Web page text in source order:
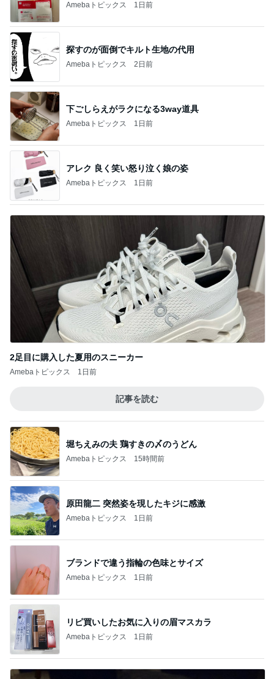
Amebaトピックス 1日前
探すのが面倒でキルト生地の代用
Amebaトピックス 2日前
下ごしらえがラクになる3way道具
Amebaトピックス 1日前
アレク 良く笑い怒り泣く娘の姿
Amebaトピックス 1日前
2足目に購入した夏用のスニーカー
Amebaトピックス 1日前
記事を読む
堀ちえみの夫 鶏すきの〆のうどん
Amebaトピックス 15時間前
原田龍二 突然姿を現したキジに感激
Amebaトピックス 1日前
ブランドで違う指輪の色味とサイズ
Amebaトピックス 1日前
リピ買いしたお気に入りの眉マスカラ
Amebaトピックス 1日前